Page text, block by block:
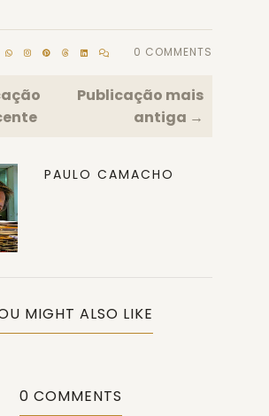
0 COMMENTS
Publicação mais
antiga →
PAULO CAMACHO
MIGHT ALSO LIKE
0 COMMENTS